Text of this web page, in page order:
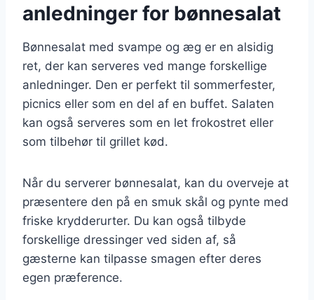
anledninger for bønnesalat
Bønnesalat med svampe og æg er en alsidig
ret, der kan serveres ved mange forskellige
anledninger. Den er perfekt til sommerfester,
picnics eller som en del af en buffet. Salaten
kan også serveres som en let frokostret eller
som tilbehør til grillet kød.
Når du serverer bønnesalat, kan du overveje at
præsentere den på en smuk skål og pynte med
friske krydderurter. Du kan også tilbyde
forskellige dressinger ved siden af, så
gæsterne kan tilpasse smagen efter deres
egen præference.